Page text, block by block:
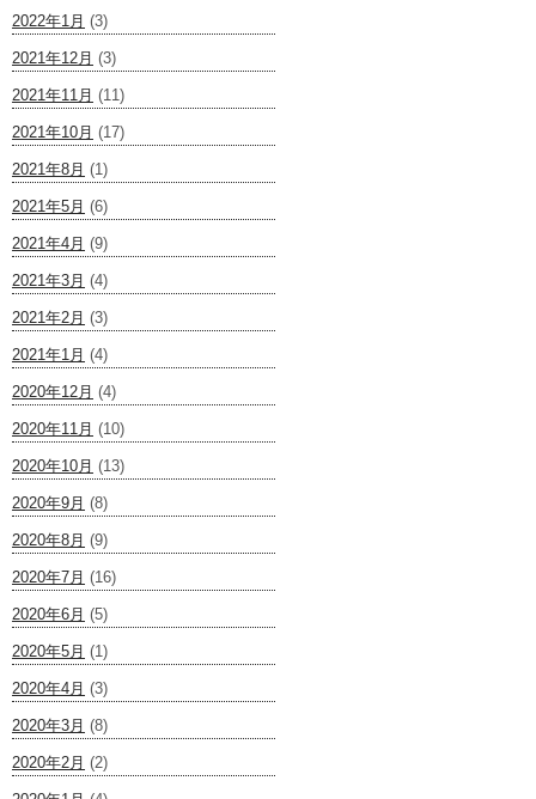
2022年1月 (3)
2021年12月 (3)
2021年11月 (11)
2021年10月 (17)
2021年8月 (1)
2021年5月 (6)
2021年4月 (9)
2021年3月 (4)
2021年2月 (3)
2021年1月 (4)
2020年12月 (4)
2020年11月 (10)
2020年10月 (13)
2020年9月 (8)
2020年8月 (9)
2020年7月 (16)
2020年6月 (5)
2020年5月 (1)
2020年4月 (3)
2020年3月 (8)
2020年2月 (2)